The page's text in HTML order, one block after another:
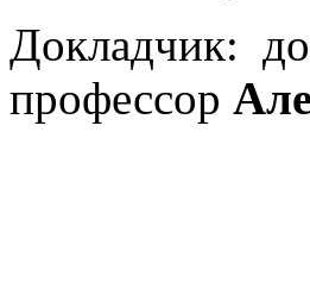
Докладчик:
профессор